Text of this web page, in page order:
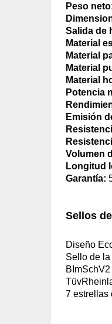
Peso
Salida de
Material
Material
Material
Material
Potencia
Emisión
Volumen
Longitud
Garantía:
Sellos
Diseño
Sello de
7 estrellas